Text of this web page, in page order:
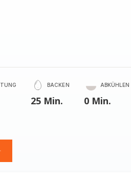
BACKEN
25 Min.
ABKÜHLEN
0 Min.